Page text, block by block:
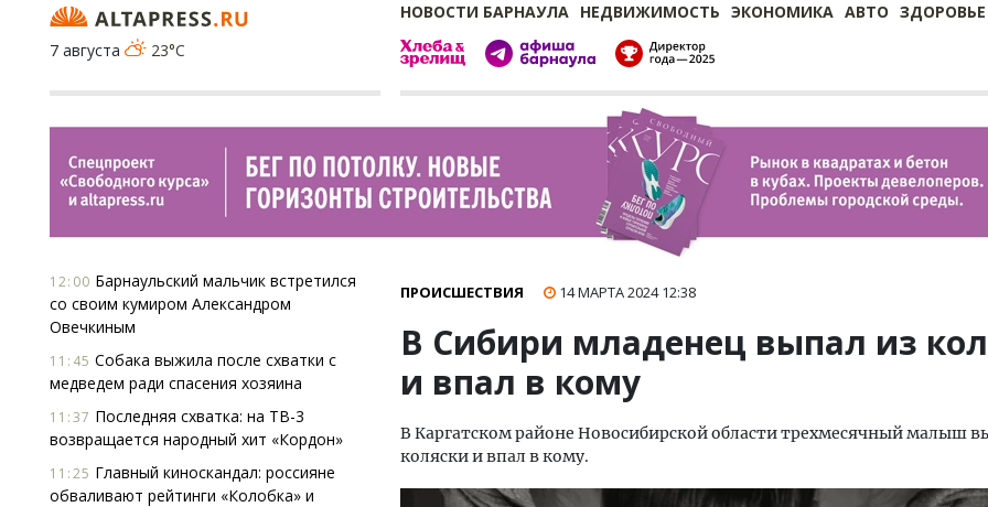
НОВОСТИ БАРНАУЛА НЕДВИЖИМОСТЬ ЭКОНОМИКА АВТО ЗДОРОВЬЕ
7 августа
23°C
12:00 Барнаульский мальчик встретился
со своим кумиром Александром
Овечкиным
11:45 Собака выжила после схватки с
медведем ради спасения хозяина
11:37 Последняя схватка: на ТВ-3
возвращается народный хит «Кордон»
11:25 Главный киноскандал: россияне
обваливают рейтинги «Колобка» и
ПРОИСШЕСТВИЯ 14 МАРТА 202412:38
В Сибири младенец выпал из
и впал в кому
В Каргатском районе Новосибирской области трехмесячный малыш
коляски и впал в кому.